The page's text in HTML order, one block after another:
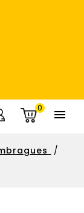

0